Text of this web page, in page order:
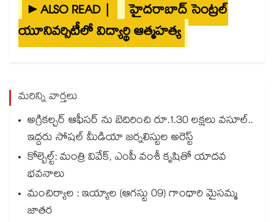
►ALSO READ |
హైదరాబాద్ సెంట్రల్
యూనివర్సిటీలో విద్యార్థి ఆత్మహత్య
మరిన్ని వార్తలు
అగ్రికల్చర్ ఆఫీసర్‌‌‌‌ ను బెదిరించి రూ.1.30 లక్షలు వసూల్‌‌..
ఇద్దరు సోషల్ మీడియా జర్నలిస్టుల అరెస్ట్
కోల్బెల్ట్: మంత్రి వివేక్, ఎంపీ వంశీ కృషితో యాదవ
భవనాలు
మంచిర్యాల : ఇయ్యాల (ఆగస్టు 09) గాంధారి మైసమ్మ
జాతర